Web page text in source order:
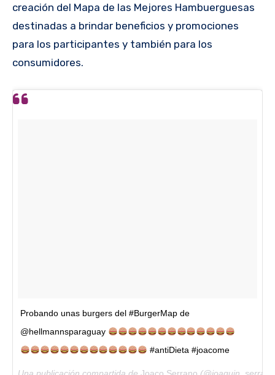
creación del Mapa de las Mejores Hambuerguesas
destinadas a brindar beneficios y promociones
para los participantes y también para los
consumidores.
Probando unas burgers del #BurgerMap de
@hellmannsparaguay
#antiDieta #joacome